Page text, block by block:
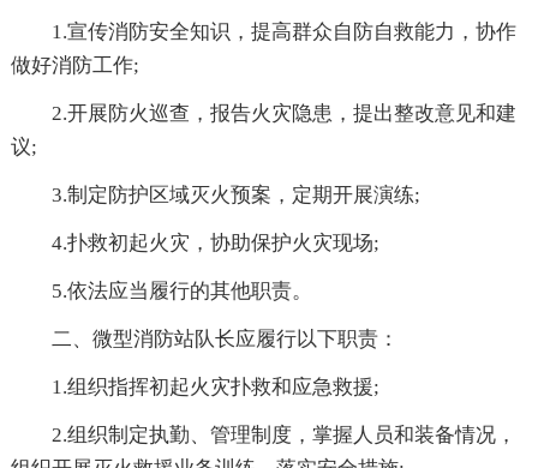
1.宣传消防安全知识，提高群众自防自救能力，协作
做好消防工作;
2.开展防火巡查，报告火灾隐患，提出整改意见和建
议;
3.制定防护区域灭火预案，定期开展演练;
4.扑救初起火灾，协助保护火灾现场;
5.依法应当履行的其他职责。
二、微型消防站队长应履行以下职责：
1.组织指挥初起火灾扑救和应急救援;
2.组织制定执勤、管理制度，掌握人员和装备情况，